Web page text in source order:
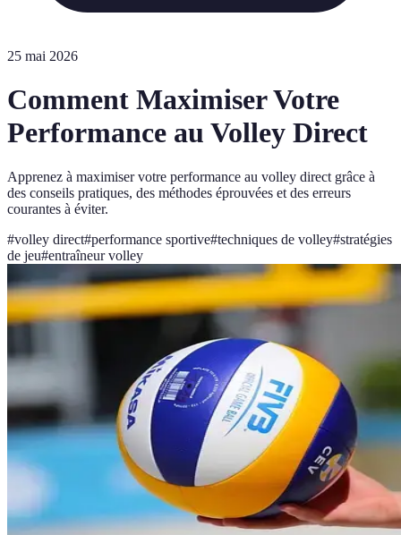
25 mai 2026
Comment Maximiser Votre
Performance au Volley Direct
Apprenez à maximiser votre performance au volley direct grâce à
des conseils pratiques, des méthodes éprouvées et des erreurs
courantes à éviter.
#volley direct#performance sportive#techniques de volley#stratégies
de jeu#entraîneur volley